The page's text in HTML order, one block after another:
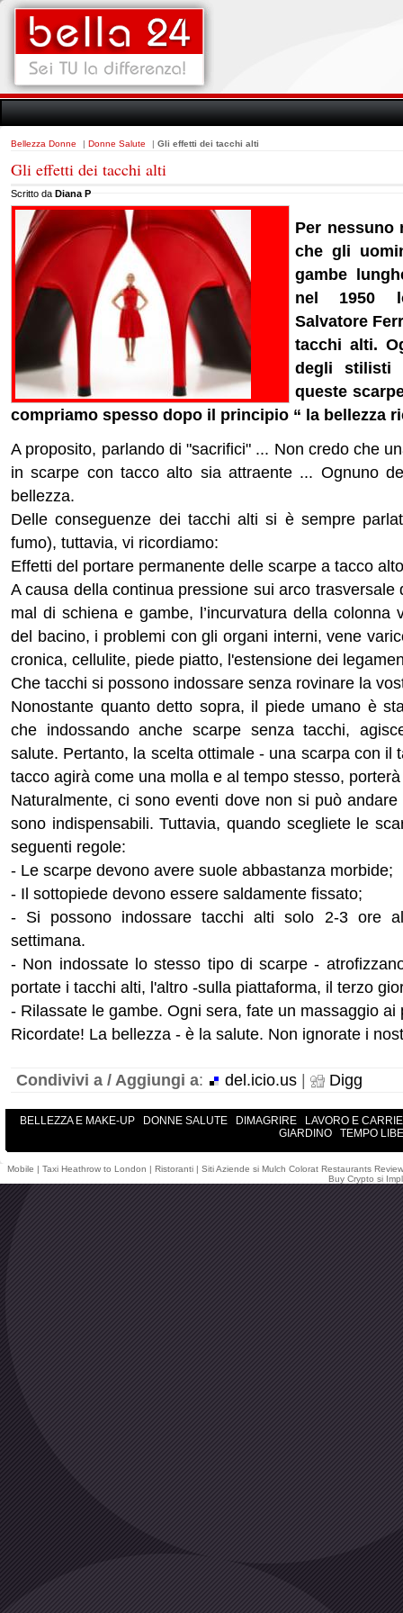
Bellezza Donne | Donne Salute | Gli effetti dei tacchi alti
Gli effetti dei tacchi alti
Scritto da Diana P
Per nessuno
che gli
gambe
nel 1950
Salvatore
tacchi alti.
degli stilisti
queste
compriamo spesso dopo il principio “ la bellezza
A proposito, parlando di "sacrifici" ... Non credo che
in scarpe con tacco alto sia attraente ... Ognuno
bellezza.
Delle conseguenze dei tacchi alti si è sempre
fumo), tuttavia, vi ricordiamo:
Effetti del portare permanente delle scarpe a tacco
A causa della continua pressione sui arco trasversale
mal di schiena e gambe, l’incurvatura della colonna
del bacino, i problemi con gli organi interni, vene
cronica, cellulite, piede piatto, l'estensione dei
Che tacchi si possono indossare senza rovinare la
Nonostante quanto detto sopra, il piede umano è
che indossando anche scarpe senza tacchi,
salute. Pertanto, la scelta ottimale - una scarpa con il
tacco agirà come una molla e al tempo stesso,
Naturalmente, ci sono eventi dove non si può
sono indispensabili. Tuttavia, quando scegliete le
seguenti regole:
- Le scarpe devono avere suole abbastanza morbide;
- Il sottopiede devono essere saldamente fissato;
- Si possono indossare tacchi alti solo 2-3 ore
settimana.
- Non indossate lo stesso tipo di scarpe -
portate i tacchi alti, l'altro -sulla piattaforma, il terzo
- Rilassate le gambe. Ogni sera, fate un massaggio ai
Ricordate! La bellezza - è la salute. Non ignorate i
Condivivi a / Aggiungi a: del.icio.us | Digg
BELLEZZA E MAKE-UP DONNE SALUTE DIMAGRIRE
LAVORO E
GIARDINO
TEMPO
Mobile | Taxi Heathrow to London | Ristoranti | Siti Aziende si Mulch Colorat Restaurants
Buy Crypto si